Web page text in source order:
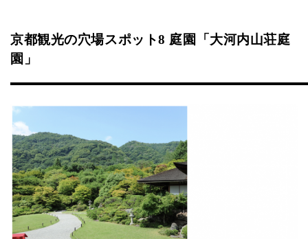
京都観光の穴場スポット8 庭園「大河内山荘庭
園」